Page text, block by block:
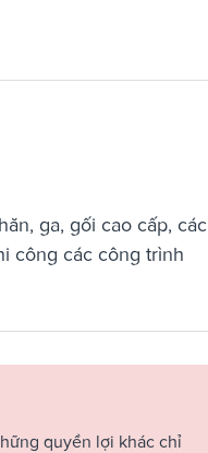
ga, gối cao cấp, các
công các công trình
quyền lợi khác chỉ